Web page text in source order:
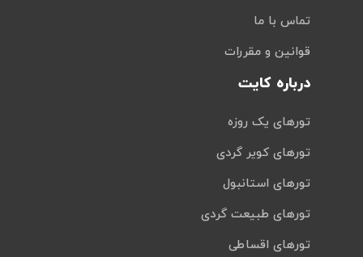
تماس با ما
قوانین و مقررات
درباره کایت
تورهای یک روزه
تورهای کویر گردی
تورهای استانبول
تورهای طبیعت گردی
تورهای اقساطی